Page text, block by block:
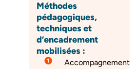
Méthodes
pédagogiques,
techniques et
d’encadrement
mobilisées :
Accompagnement